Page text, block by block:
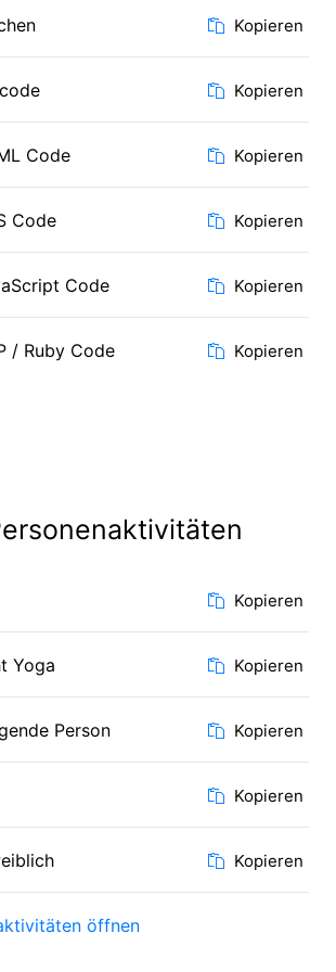
Kopieren
Kopieren
Code Kopieren
Code Kopieren
Code Kopieren
/ Ruby Code Kopieren
Kopieren
Yoga Kopieren
Person Kopieren
Kopieren
Kopieren
öffnen